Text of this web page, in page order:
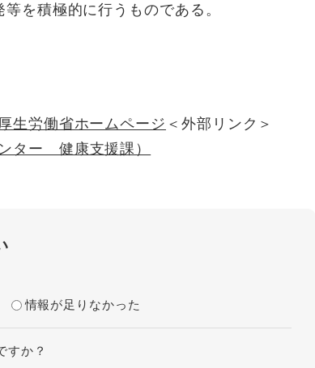
を積極的に行うものである。
生労働省ホームページ ＜外部リンク＞
ター 健康支援課）
情報が足りなかった
すか？